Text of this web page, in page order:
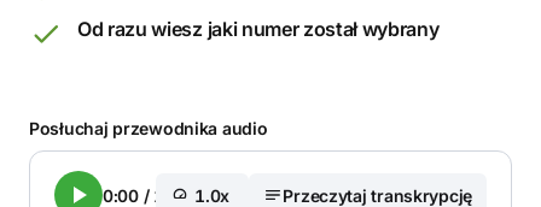
Od razu wiesz jaki numer został wybrany
Posłuchaj przewodnika audio
0:00/ 1:45 1.0x Przeczytaj transkrypcję